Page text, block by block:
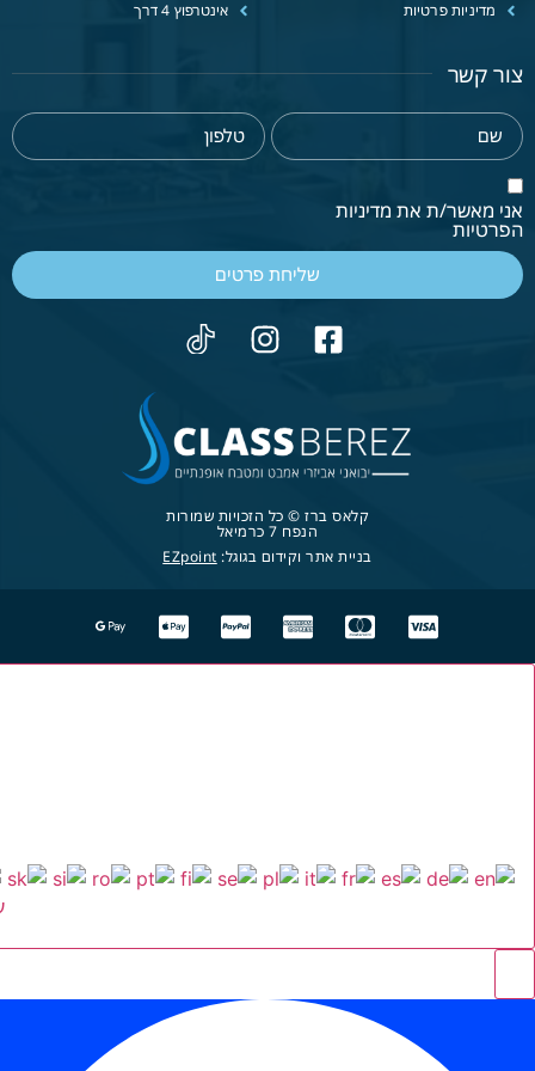
מדיניות פרטיות אינטרפוץ 4 דרך
צור קשר
אני מאשר/ת את מדיניות
הפרטיות
שליחת פרטים
קלאס ברז © כל הזכויות שמורות
הנפח 7 כרמיאל
בניית אתר וקידום בגוגל: EZpoint